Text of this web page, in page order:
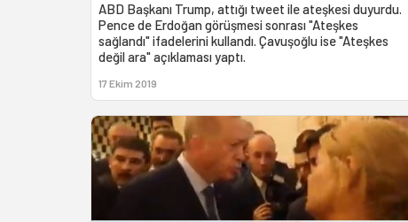
ABD Başkanı Trump, attığı tweet ile ateşkesi duyurdu.
Pence de Erdoğan görüşmesi sonrası "Ateşkes
sağlandı" ifadelerini kullandı. Çavuşoğlu ise "Ateşkes
değil ara" açıklaması yaptı.
17 Ekim 2019